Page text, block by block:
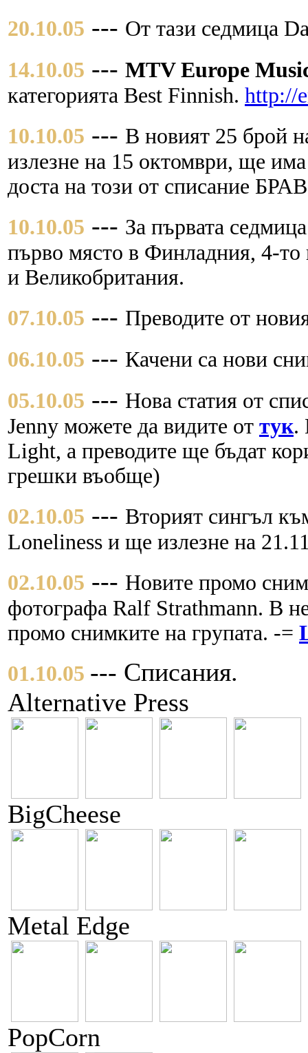
20.10.05 --- От тази седмица
14.10.05 --- MTV Europe
категорията Best Finnish. http://
10.10.05 --- В новият 25 брой
излезне на 15 октомври, ще
доста на този от списание
10.10.05 --- За първата
първо място в Финладния, 4-
и Великобритания.
07.10.05 --- Преводите от
06.10.05 --- Качени са нови
05.10.05 --- Нова статия от
Jenny можете да видите от тук.
Light, а преводите ще бъдат
грешки въобще)
02.10.05 --- Вторият сингъл
Loneliness и ще излезне на
02.10.05 --- Новите промо
фотографа Ralf Strathmann. В
промо снимките на групата. -=
01.10.05 --- Списания.
Alternative Press
BigCheese
Metal Edge
PopCorn